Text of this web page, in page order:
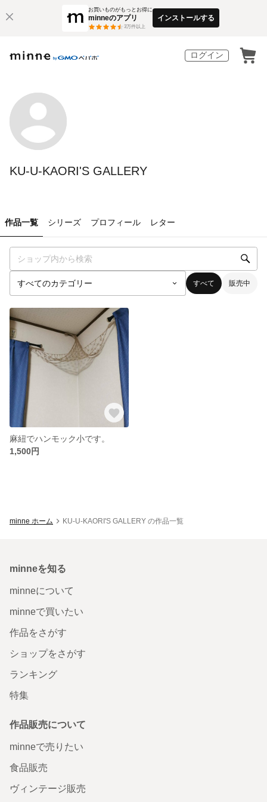
お買いものがもっとお得に
minneのアプリ
3万件以上
インストールする
ログイン
KU-U-KAORI'S GALLERY
作品一覧 シリーズ プロフィール レター
すべて 販売中
麻紐でハンモック小です。
1,500円
minne ホーム KU-U-KAORI'S GALLERY の作品一覧
minneを知る
minneについて
minneで買いたい
作品をさがす
ショップをさがす
ランキング
特集
作品販売について
minneで売りたい
食品販売
ヴィンテージ販売